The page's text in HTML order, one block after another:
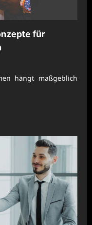
für
hängt maßgeblich